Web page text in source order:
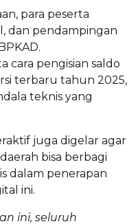
para peserta
dan pendampingan
cara pengisian saldo
terbaru tahun 2025,
teknis yang
juga digelar agar
bisa berbagi
dalam penerapan
ini.
ini, seluruh